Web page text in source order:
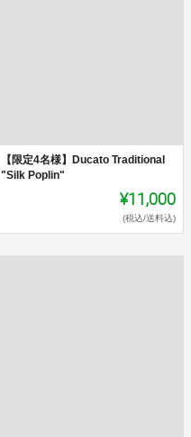
【限定4名様】Ducato Traditional
"Silk Poplin"
¥11,000
(税込/送料込)